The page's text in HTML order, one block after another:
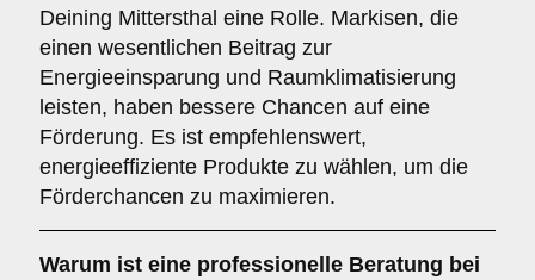
Deining Mittersthal eine Rolle. Markisen, die
einen wesentlichen Beitrag zur
Energieeinsparung und Raumklimatisierung
leisten, haben bessere Chancen auf eine
Förderung. Es ist empfehlenswert,
energieeffiziente Produkte zu wählen, um die
Förderchancen zu maximieren.
Warum ist eine professionelle Beratung bei